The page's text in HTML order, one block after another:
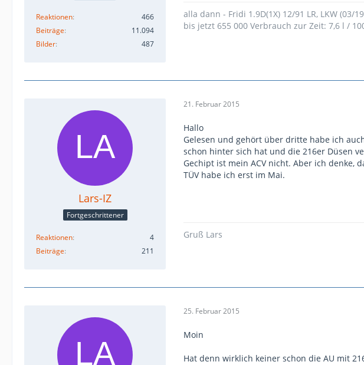
Reaktionen
466
Beiträge
11.094
Bilder
487
alla dann - Fridi 1.9D(1X) 12/91 LR, LKW (03/
bis jetzt 655 000 Verbrauch zur Zeit: 7,6 l /
Lars-IZ
Fortgeschrittener
Reaktionen
4
Beiträge
211
21. Februar 2015
Hallo
Gelesen und gehört über dritte habe ich
schon hinter sich hat und die 216er Düsen
Gechipt ist mein ACV nicht. Aber ich denke,
TÜV habe ich erst im Mai.
Gruß Lars
25. Februar 2015
Moin
Hat denn wirklich keiner schon die AU mit